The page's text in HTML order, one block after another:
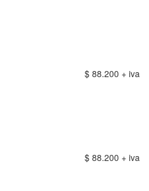
$ 88.200 + iva
$ 88.200 + iva